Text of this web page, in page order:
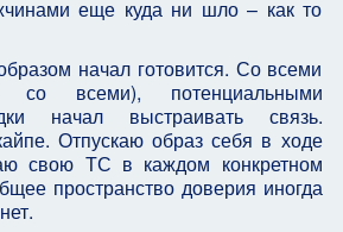
еще куда ни шло – как то
начал готовится. Со всеми
со всеми), потенциальными
начал выстраивать связь.
Отпускаю образ себя в ходе
свою ТС в каждом конкретном
пространство доверия иногда